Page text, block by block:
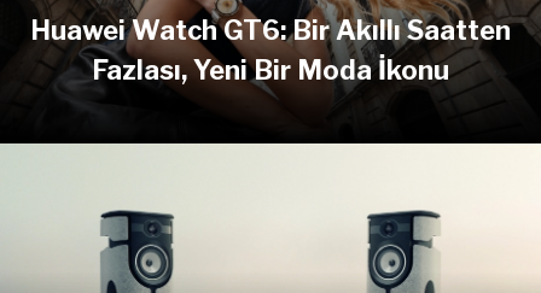
Huawei Watch GT6: Bir Akıllı Saatten
Fazlası, Yeni Bir Moda İkonu